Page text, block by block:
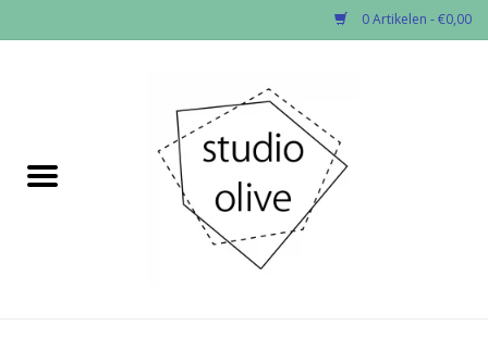
0 Artikelen - €0,00
✂︎Nieuw